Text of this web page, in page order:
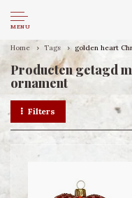
MENU
Home Tags golden heart
Producten getagd
ornament
Filters